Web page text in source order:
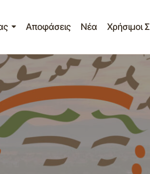
Αποφάσεις Νέα Χρήσιμοι
Θεμάτων της 4ης /10-02-2014
Δράμας